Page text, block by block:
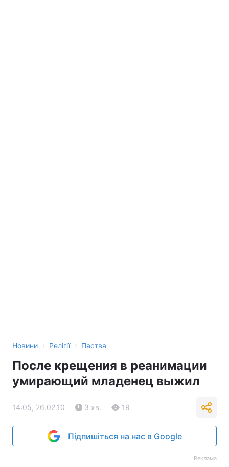
Новини › Релігії › Паства
После крещения в реанимации
умирающий младенец выжил
14:05, 26.02.10 3 хв. 19
Підпишіться на нас в Google
Реклама